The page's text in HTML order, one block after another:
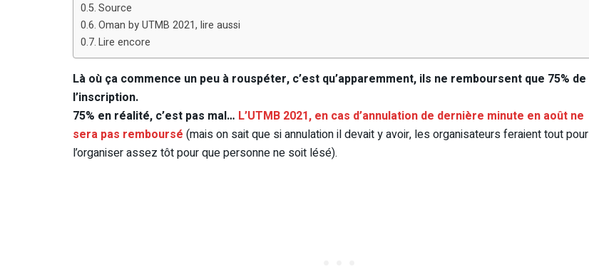
Source
Oman by UTMB 2021, lire aussi
Lire encore
Là où ça commence un peu à rouspéter, c’est qu’apparemment, ils ne remboursent que 75% de
l’inscription.
75% en réalité, c’est pas mal… L’UTMB 2021, en cas d’annulation de dernière minute en août ne
sera pas remboursé (mais on sait que si annulation il devait y avoir, les organisateurs feraient tout pour
l’organiser assez tôt pour que personne ne soit lésé).